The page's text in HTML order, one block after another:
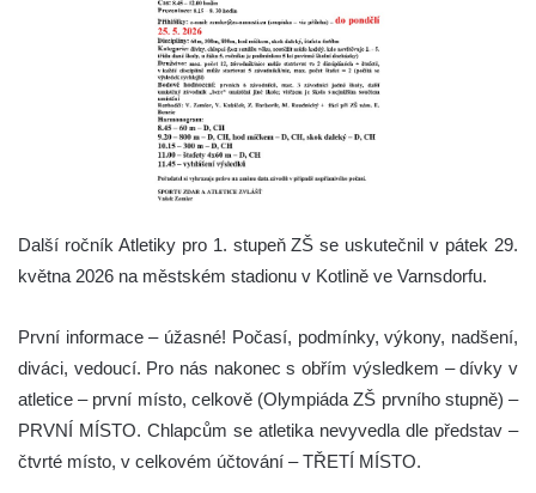
Další ročník Atletiky pro 1. stupeň ZŠ se uskutečnil v pátek 29.
května 2026 na městském stadionu v Kotlině ve Varnsdorfu.
První informace – úžasné! Počasí, podmínky, výkony, nadšení,
diváci, vedoucí. Pro nás nakonec s obřím výsledkem – dívky v
atletice – první místo, celkově (Olympiáda ZŠ prvního stupně) –
PRVNÍ MÍSTO. Chlapcům se atletika nevyvedla dle představ –
čtvrté místo, v celkovém účtování – TŘETÍ MÍSTO.